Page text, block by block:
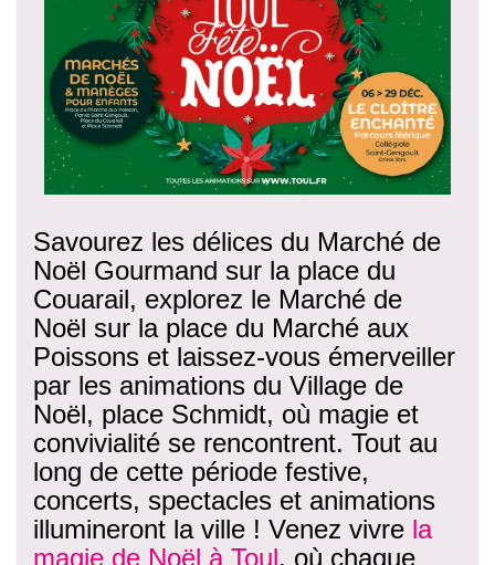
Savourez les délices du Marché de
Noël Gourmand sur la place du
Couarail, explorez le Marché de
Noël sur la place du Marché aux
Poissons et laissez-vous émerveiller
par les animations du Village de
Noël, place Schmidt, où magie et
convivialité se rencontrent. Tout au
long de cette période festive,
concerts, spectacles et animations
illumineront la ville ! Venez vivre la
magie de Noël à Toul, où chaque